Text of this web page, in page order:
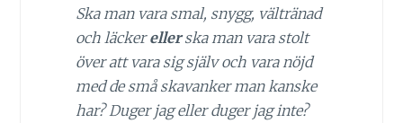
Ska man vara smal, snygg, vältränad
och läckerellerska man vara stolt
över att vara sig själv och vara nöjd
med de små skavanker man kanske
har? Duger jag eller duger jag inte?